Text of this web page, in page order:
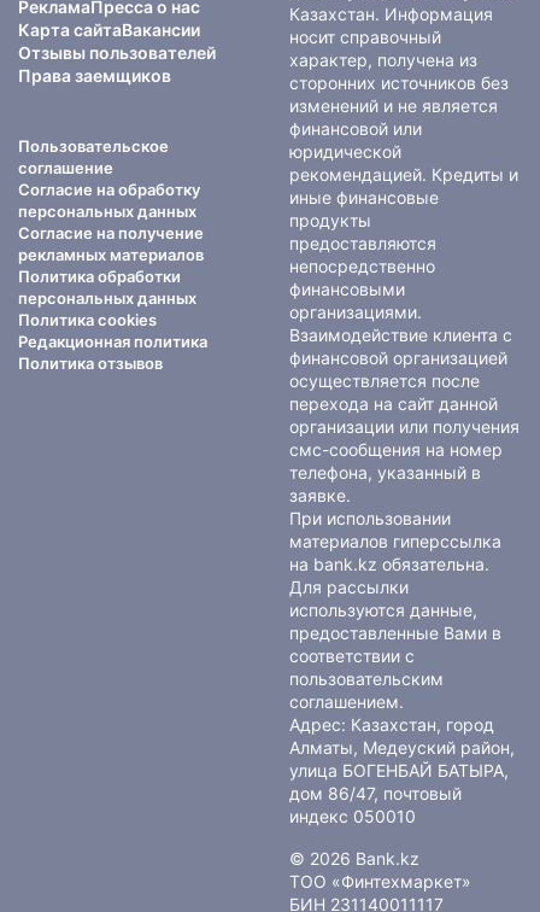
РекламаПресса о нас
Карта сайтаВакансии
Отзывы пользователей
Права заемщиков
Пользовательское
соглашение
Согласие на обработку
персональных данных
Согласие на получение
рекламных материалов
Политика обработки
персональных данных
Политика cookies
Редакционная политика
Политика отзывов
Казахстан. Информация
носит справочный
характер, получена из
сторонних источников без
изменений и не является
финансовой или
юридической
рекомендацией. Кредиты и
иные финансовые
продукты
предоставляются
непосредственно
финансовыми
организациями.
Взаимодействие клиента с
финансовой организацией
осуществляется после
перехода на сайт данной
организации или получения
смс-сообщения на номер
телефона, указанный в
заявке.
При использовании
материалов гиперссылка
на bank.kz обязательна.
Для рассылки
используются данные,
предоставленные Вами в
соответствии с
пользовательским
соглашением.
Адрес: Казахстан, город
Алматы, Медеуский район,
улица БОГЕНБАЙ БАТЫРА,
дом 86/47, почтовый
индекс 050010
© 2026 Bank.kz
ТОО «Финтехмаркет»
БИН 231140011117